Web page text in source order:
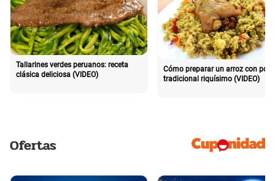
Tallarines verdes peruanos: receta
clásica deliciosa (VIDEO)
Cómo preparar un arroz con pollo
tradicional riquísimo (VIDEO)
Ofertas